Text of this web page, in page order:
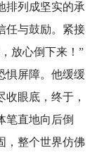
排列成坚实的承
任与鼓励。紧接
放心倒下来！”
惧屏障。他缓缓
眼底，终于，
笔直地向后倒
，整个世界仿佛